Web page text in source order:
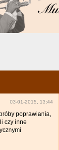
03-01-2015, 13:44
poprawiania,
czy inne